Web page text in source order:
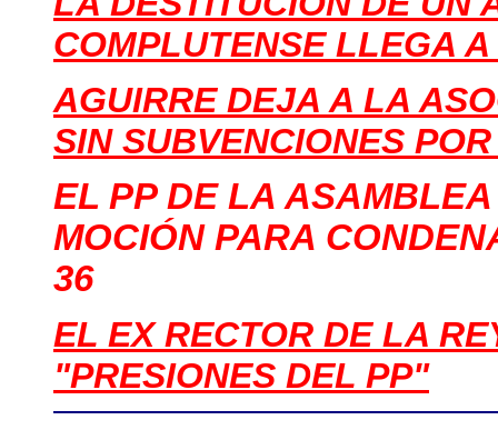
COMPLUTENSE LLEGA
AGUIRRE DEJA A LA
SIN SUBVENCIONES
EL PP DE LA
MOCIÓN PARA
36
EL EX RECTOR DE LA
"PRESIONES DEL PP"